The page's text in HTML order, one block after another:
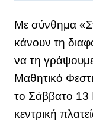
Με σύνθημα
κάνουν τη
να τη
Μαθητικό
το Σάββατο 13
κεντρική